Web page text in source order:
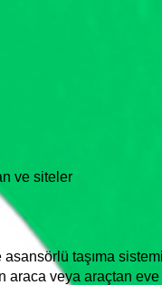
ve siteler
taşıma
veya araçtan eve